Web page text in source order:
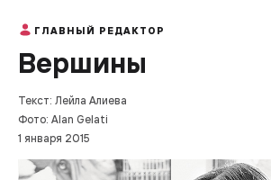
ГЛАВНЫЙ РЕДАКТОР
Вершины
Текст: Лейла Алиева
Фото: Alan Gelati
1 января 2015